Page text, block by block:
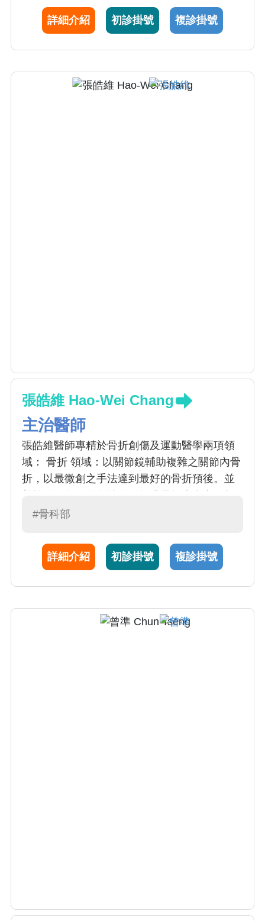
療、關節注射及軟骨再生治療、微創型人工關
節置換、人工關節感染治療及再翻修、骨質疏
詳細介紹 初診掛號 複診掛號
張皓維 Hao-Wei Chang
主治醫師
張皓維醫師專精於骨折創傷及運動醫學兩項領
域： 骨折 領域：以關節鏡輔助複雜之關節內骨
折，以最微創之手法達到最好的骨折預後。並
快術後恢復；除了急性骨折，也專精於治療骨
域，專精於使用肩關節鏡治療旋轉肌袖破裂、
冷凍肩、慣性脫臼，以及使用膝關節鏡治療
更新最先進之治療技術，與世界趨勢接軌。
#骨科部
詳細介紹 初診掛號 複診掛號